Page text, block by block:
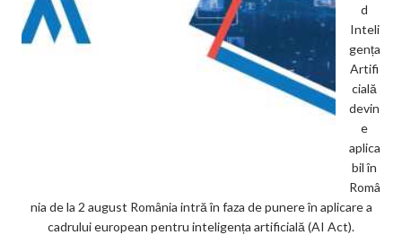
d
Inteli
gența
Artifi
cială
devin
e
aplica
bil în
Româ
nia de la 2 august România intră în faza de punere în aplicare a
cadrului european pentru inteligența artificială (AI Act).